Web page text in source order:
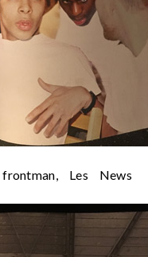
Les News